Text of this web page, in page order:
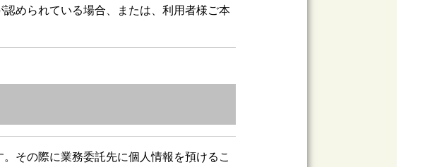
められている場合、または、利用者様ご本
その際に業務委託先に個人情報を預けるこ